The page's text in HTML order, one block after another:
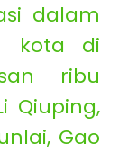
dalam
kota di
ribu
Qiuping,
Gao